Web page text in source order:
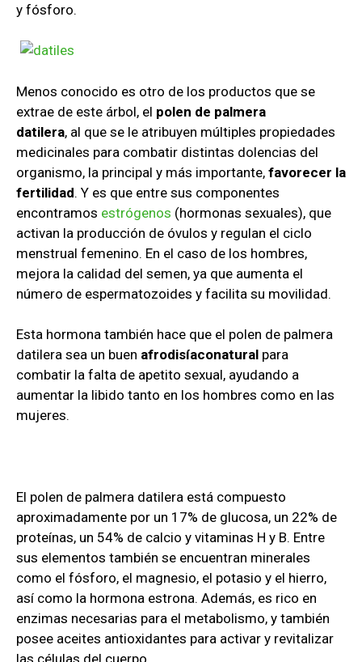
y fósforo.
Menos conocido es otro de los productos que se
extrae de este árbol, el polen de palmera
datilera, al que se le atribuyen múltiples propiedades
medicinales para combatir distintas dolencias del
organismo, la principal y más importante, favorecer la
fertilidad. Y es que entre sus componentes
encontramos estrógenos (hormonas sexuales), que
activan la producción de óvulos y regulan el ciclo
menstrual femenino. En el caso de los hombres,
mejora la calidad del semen, ya que aumenta el
número de espermatozoides y facilita su movilidad.
Esta hormona también hace que el polen de palmera
datilera sea un buen afrodisíaconatural para
combatir la falta de apetito sexual, ayudando a
aumentar la libido tanto en los hombres como en las
mujeres.
El polen de palmera datilera está compuesto
aproximadamente por un 17% de glucosa, un 22% de
proteínas, un 54% de calcio y vitaminas H y B. Entre
sus elementos también se encuentran minerales
como el fósforo, el magnesio, el potasio y el hierro,
así como la hormona estrona. Además, es rico en
enzimas necesarias para el metabolismo, y también
posee aceites antioxidantes para activar y revitalizar
las células del cuerpo.